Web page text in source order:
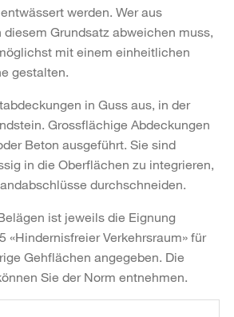
werden. Wer aus
diesem Grundsatz abweichen muss,
mit einem einheitlichen
gestalten.
in Guss aus, in der
Grossflächige Abdeckungen
Beton ausgeführt. Sie sind
in die Oberflächen zu integrieren,
durchschneiden.
ist jeweils die Eignung
«Hindernisfreier Verkehrsraum» für
Gehflächen angegeben. Die
Sie der Norm entnehmen.